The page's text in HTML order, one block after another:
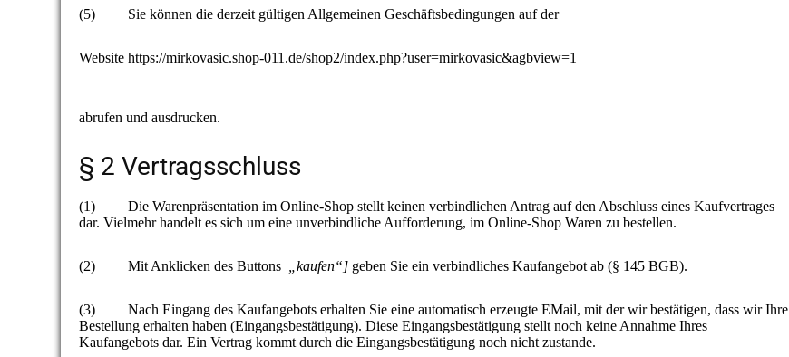
(5) Sie können die derzeit gültigen Allgemeinen Geschäftsbedingungen auf der
Website https://mirkovasic.shop-011.de/shop2/index.php?user=mirkovasic&agbview=1
abrufen und ausdrucken.
§ 2 Vertragsschluss
(1) Die Warenpräsentation im Online-Shop stellt keinen verbindlichen Antrag auf den Abschluss eines Kaufvertrages
dar. Vielmehr handelt es sich um eine unverbindliche Aufforderung, im Online-Shop Waren zu bestellen.
(2) Mit Anklicken des Buttons „kaufen“] geben Sie ein verbindliches Kaufangebot ab (§ 145 BGB).
(3) Nach Eingang des Kaufangebots erhalten Sie eine automatisch erzeugte EMail, mit der wir bestätigen, dass wir Ihre
Bestellung erhalten haben (Eingangsbestätigung). Diese Eingangsbestätigung stellt noch keine Annahme Ihres
Kaufangebots dar. Ein Vertrag kommt durch die Eingangsbestätigung noch nicht zustande.